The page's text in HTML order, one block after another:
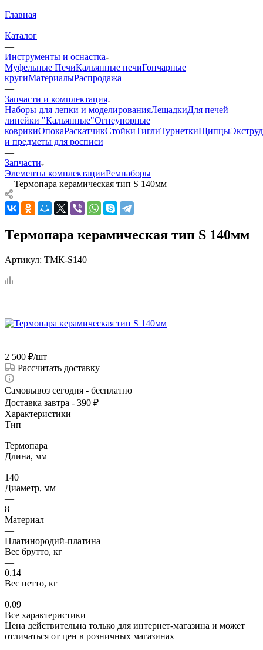
Главная
—
Каталог
—
Инструменты и оснастка
Муфельные ПечиКальянные печиГончарные
кругиМатериалыРаспродажа
—
Запчасти и комплектация
Наборы для лепки и моделированияЛещадкиДля печей
линейки "Кальянные"Огнеупорные
коврикиОпокаРаскатчикСтойкиТиглиТурнеткиЩипцы
и предметы для росписи
—
Запчасти
Элементы комплектацииРемнаборы
—Термопара керамическая тип S 140мм
Термопара керамическая тип S 140мм
Артикул: ТМК-S140
2 500 ₽/шт
Рассчитать доставку
Самовывоз сегодня - бесплатно
Доставка завтра - 390 ₽
Характеристики
Тип
—
Термопара
Длина, мм
—
140
Диаметр, мм
—
8
Материал
—
Платинородий-платина
Вес брутто, кг
—
0.14
Вес нетто, кг
—
0.09
Все характеристики
Цена действительна только для интернет-магазина и может
отличаться от цен в розничных магазинах